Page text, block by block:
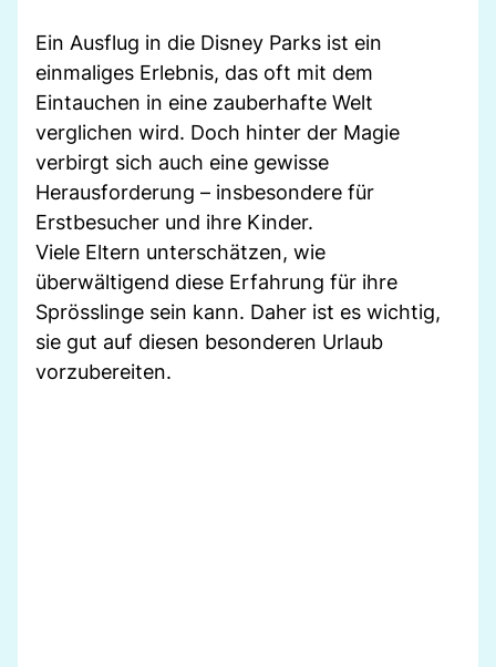
Ein Ausflug in die Disney Parks ist ein
einmaliges Erlebnis, das oft mit dem
Eintauchen in eine zauberhafte Welt
verglichen wird. Doch hinter der Magie
verbirgt sich auch eine gewisse
Herausforderung – insbesondere für
Erstbesucher und ihre Kinder.
Viele Eltern unterschätzen, wie
überwältigend diese Erfahrung für ihre
Sprösslinge sein kann. Daher ist es wichtig,
sie gut auf diesen besonderen Urlaub
vorzubereiten.